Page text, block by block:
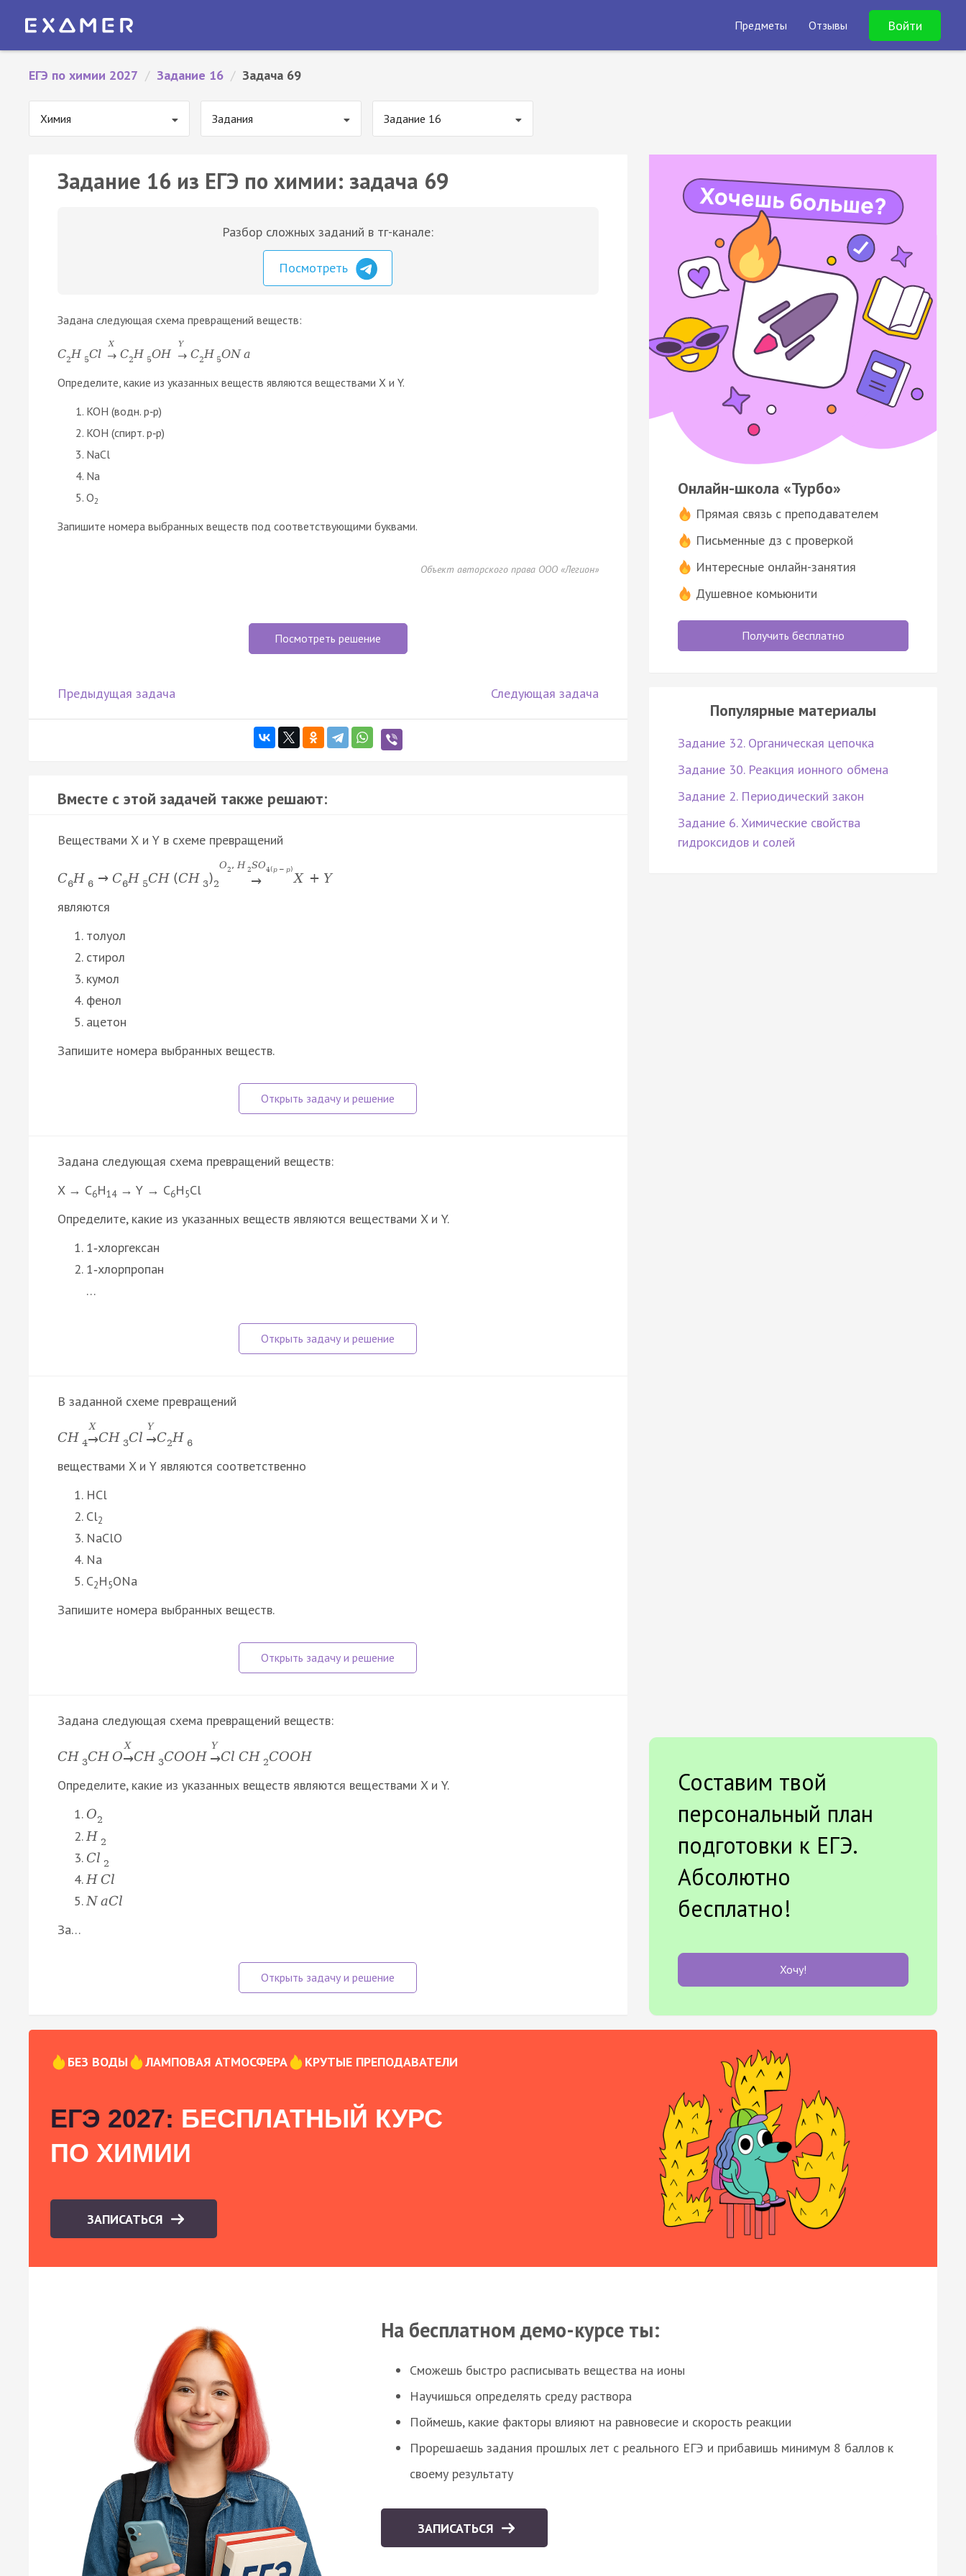
Предметы Отзывы Войти
ЕГЭ по химии 2027 / Задание 16 / Задача 69
Химия Задания Задание 16
Задание 16 из ЕГЭ по химии: задача 69
Разбор сложных заданий в тг-канале:
Посмотреть
Задана следующая схема превращений веществ:
C2H 5Cl
X
→ C2H 5OH
Y
→ C2H 5ONa
Определите, какие из указанных веществ являются веществами X и Y.
KOH (водн. р‑р)
KOH (спирт. р‑р)
NaCl
Na
O2
Запишите номера выбранных веществ под соответствующими буквами.
Объект авторского права ООО «Легион»
Посмотреть решение
Предыдущая задача Следующая задача
Вместе с этой задачей также решают:
Веществами Х и Y в схеме превращений
C6H 6 → C6H 5CH (CH 3)2
O2 , H 2SO4( p − p)
→ X + Y
являются
толуол
стирол
кумол
фенол
ацетон
Запишите номера выбранных веществ.
Задана следующая схема превращений веществ:
X → C6H14 → Y → C6H5Cl
Определите, какие из указанных веществ являются веществами X и Y.
1‑хлоргексан
1‑хлорпропан
…
В заданной схеме превращений
CH 4
X
→CH 3Cl
Y
→C2H 6
веществами X и Y являются соответственно
HCl
Cl2
NaClO
Na
C2H5ONa
Запишите номера выбранных веществ.
Задана следующая схема превращений веществ:
CH 3CH O
X
→CH 3COOH
Y
→Cl CH 2COOH
Определите, какие из указанных веществ являются веществами X и Y.
O2
H 2
Cl 2
H Cl
NaCl
За…
Онлайн-школа «Турбо»
Прямая связь с преподавателем
Письменные дз с проверкой
Интересные онлайн-занятия
Душевное комьюнити
Получить бесплатно
Популярные материалы
Задание 32. Органическая цепочка
Задание 30. Реакция ионного обмена
Задание 2. Периодический закон
Задание 6. Химические свойства
гидроксидов и солей
Составим твой
персональный план
подготовки к ЕГЭ.
Абсолютно
бесплатно!
Хочу!
БЕЗ ВОДЫ ЛАМПОВАЯ АТМОСФЕРА КРУТЫЕ ПРЕПОДАВАТЕЛИ
ЕГЭ 2027: БЕСПЛАТНЫЙ КУРС
ПО ХИМИИ
ЗАПИСАТЬСЯ
На бесплатном демо-курсе ты:
Сможешь быстро расписывать вещества на ионы
Научишься определять среду раствора
Поймешь, какие факторы влияют на равновесие и скорость реакции
Прорешаешь задания прошлых лет с реального ЕГЭ и прибавишь минимум 8 баллов к
своему результату
ЗАПИСАТЬСЯ